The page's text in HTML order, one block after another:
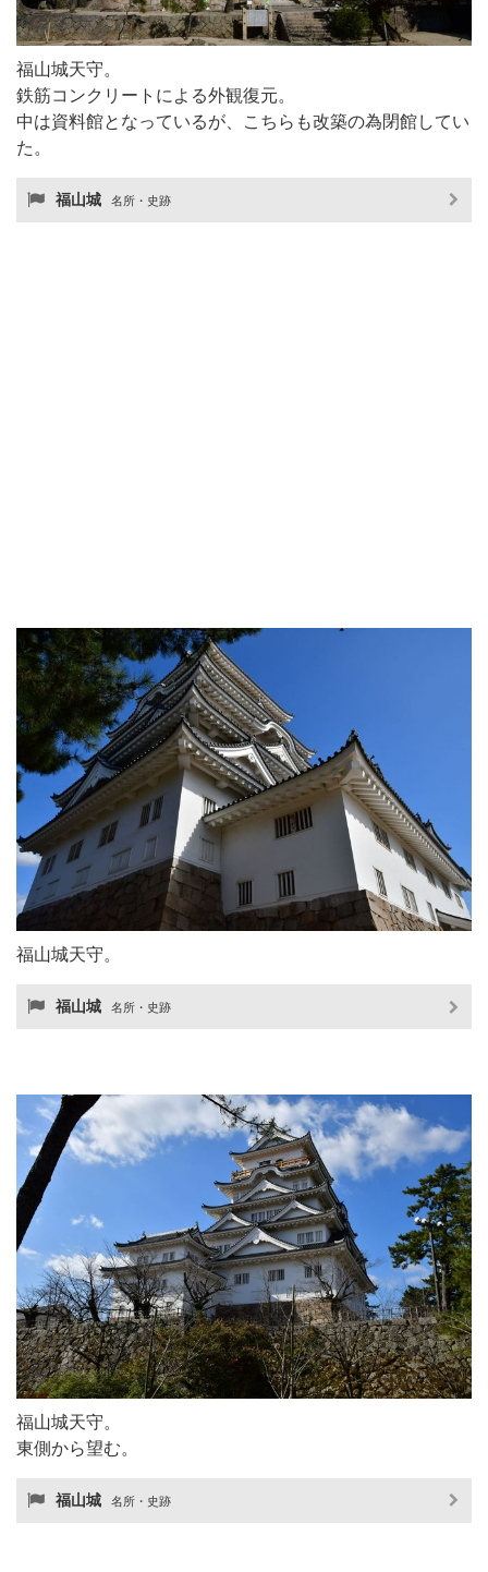
福山城天守。
鉄筋コンクリートによる外観復元。
中は資料館となっているが、こちらも改築の為閉館してい
た。
福山城 名所・史跡
福山城天守。
福山城 名所・史跡
福山城天守。
東側から望む。
福山城 名所・史跡